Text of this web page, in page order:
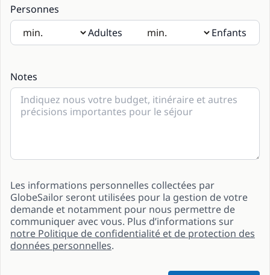
Personnes
Adultes
Enfants
Notes
Les informations personnelles collectées par
GlobeSailor seront utilisées pour la gestion de votre
demande et notamment pour nous permettre de
communiquer avec vous. Plus d’informations sur
notre Politique de confidentialité et de protection des
données personnelles.